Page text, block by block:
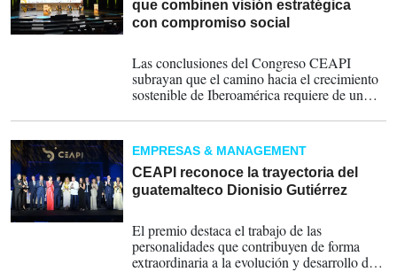
que combinen visión estratégica
con compromiso social
Las conclusiones del Congreso CEAPI
subrayan que el camino hacia el crecimiento
sostenible de Iberoamérica requiere de un
busque la rentabilidad, sino que también
actúe con responsabilidad, transparencia y
una visión a largo plazo para el beneficio
colectivo.
EMPRESAS & MANAGEMENT
CEAPI reconoce la trayectoria del
guatemalteco Dionisio Gutiérrez
El premio destaca el trabajo de las
personalidades que contribuyen de forma
extraordinaria a la evolución y desarrollo de